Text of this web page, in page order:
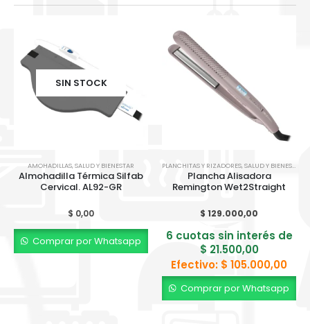
SIN STOCK
AMOHADILLAS,SALUD Y BIENESTAR
Almohadilla Térmica Silfab
Cervical. AL92-GR
$ 0,00
Comprar por Whatsapp
PLANCHITAS Y RIZADORES,SALUD Y BIENESTAR
Plancha Alisadora
Remington Wet2Straight
$ 129.000,00
6 cuotas sin interés de
$ 21.500,00
Efectivo: $ 105.000,00
Comprar por Whatsapp